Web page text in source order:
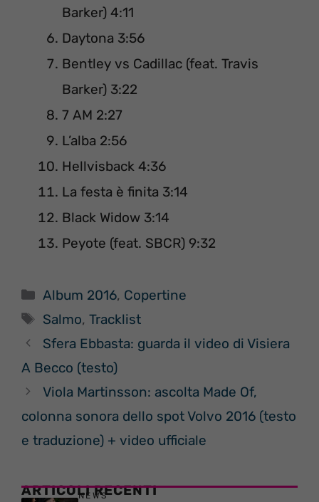
Barker) 4:11
Daytona 3:56
Bentley vs Cadillac (feat. Travis
Barker) 3:22
7 AM 2:27
L’alba 2:56
Hellvisback 4:36
La festa è finita 3:14
Black Widow 3:14
Peyote (feat. SBCR) 9:32
Categorie
Album 2016, Copertine
Tag
Salmo,Tracklist
Sfera Ebbasta: guarda il video di Visiera
A Becco (testo)
Viola Martinsson: ascolta Made Of,
colonna sonora dello spot Volvo 2016 (testo
e traduzione) + video ufficiale
ARTICOLI RECENTI
NEWS